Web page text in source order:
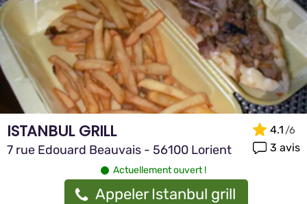
ISTANBUL GRILL
7 rue Edouard Beauvais - 56100 Lorient
4.1
3 avis
Actuellement ouvert !
Appeler Istanbul grill